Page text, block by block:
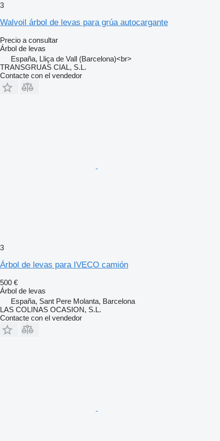
3
Walvoil árbol de levas para grúa autocargante
Precio a consultar
Árbol de levas
España, Lliça de Vall (Barcelona)<br>
TRANSGRUAS CIAL, S.L.
Contacte con el vendedor
3
Árbol de levas para IVECO camión
500 €
Árbol de levas
España, Sant Pere Molanta, Barcelona
LAS COLINAS OCASION, S.L.
Contacte con el vendedor